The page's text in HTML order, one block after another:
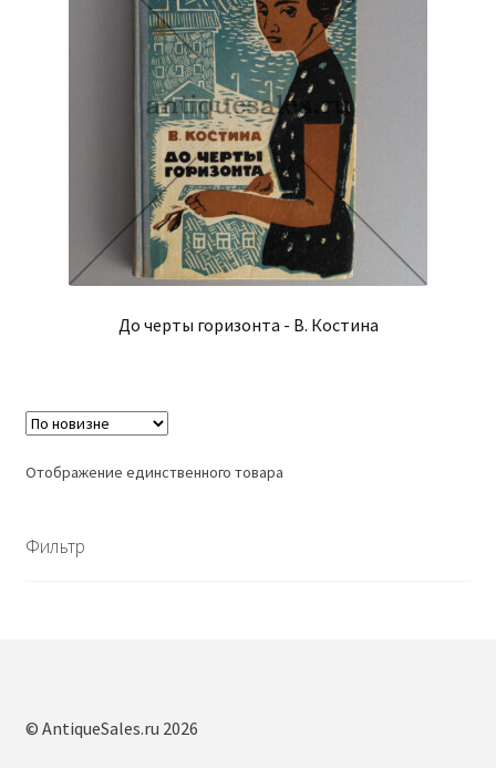
До черты горизонта - В. Костина
Отображение единственного товара
Фильтр
© AntiqueSales.ru 2026